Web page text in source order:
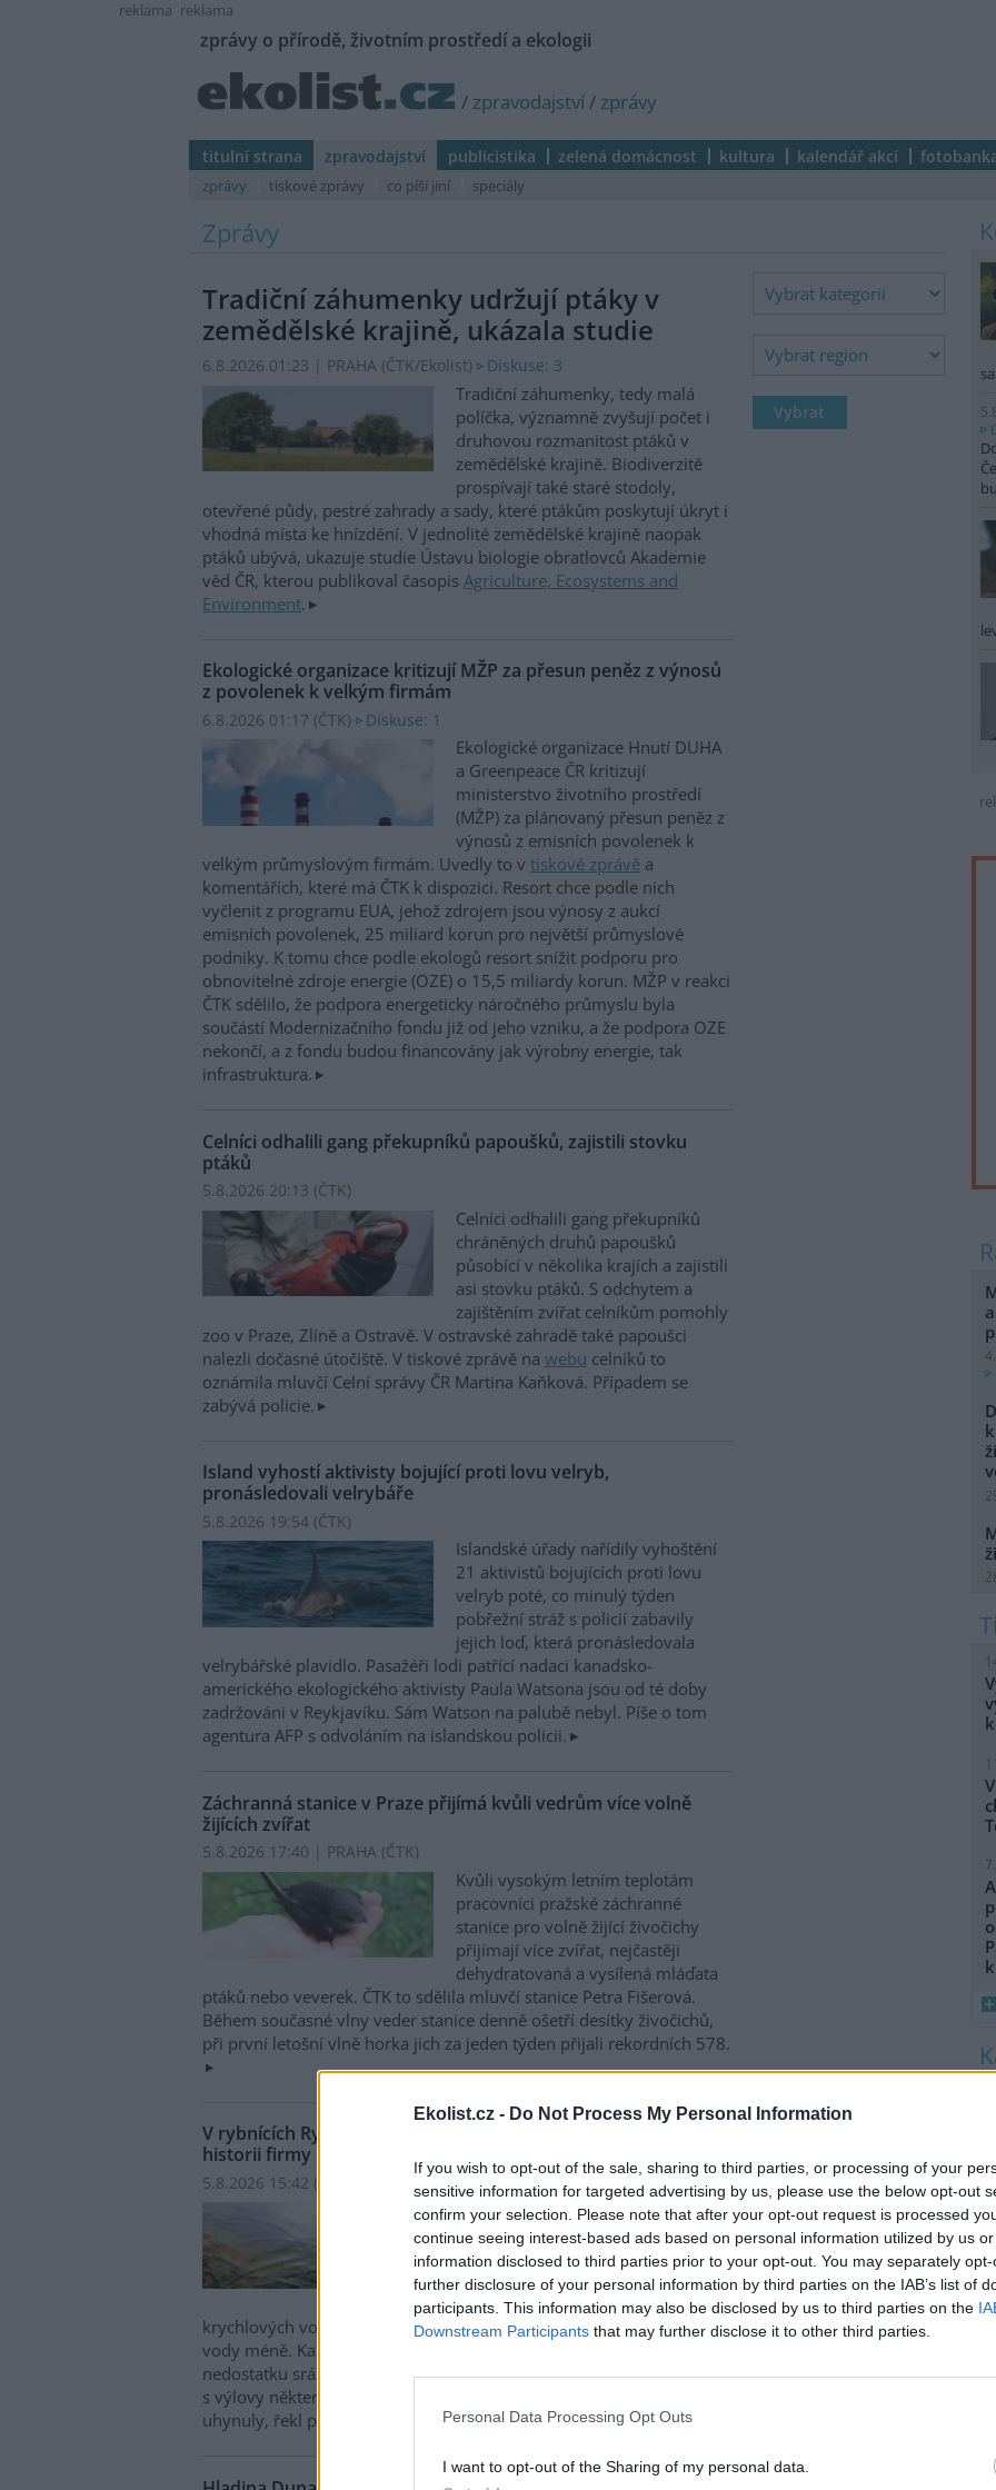
Ekolist.cz - Do Not Process My Personal Information
If you wish to opt-out of the sale, sharing to third parties, or processing of your
sensitive information for targeted advertising by us, please use the below opt-out
confirm your selection. Please note that after your opt-out request is processed
continue seeing interest-based ads based on personal information utilized by us
information disclosed to third parties prior to your opt-out. You may separately
further disclosure of your personal information by third parties on the IAB’s list of
participants. This information may also be disclosed by us to third parties on the
Downstream Participants that may further disclose it to other third parties.
Personal Data Processing Opt Outs
I want to opt-out of the Sharing of my personal data.
reklama reklama
zprávy o přírodě, životním prostředí a ekologii
/ zpravodajství/ zprávy
titulní strana zpravodajství publicistika zelená domácnost kultura kalendář akcí
zprávy tiskové zprávy co píší jiní speciály
Zprávy
Tradiční záhumenky udržují ptáky v
zemědělské krajině, ukázala studie
6.8.2026 01:23 | PRAHA (ČTK/Ekolist) Diskuse: 3
Tradiční záhumenky, tedy malá
políčka, významně zvyšují počet i
druhovou rozmanitost ptáků v
zemědělské krajině. Biodiverzitě
prospívají také staré stodoly,
otevřené půdy, pestré zahrady a sady, které ptákům poskytují úkryt i
vhodná místa ke hnízdění. V jednolité zemědělské krajině naopak
ptáků ubývá, ukazuje studie Ústavu biologie obratlovců Akademie
věd ČR, kterou publikoval časopis Agriculture, Ecosystems and
Environment.
Ekologické organizace kritizují MŽP za přesun peněz z výnosů
z povolenek k velkým firmám
6.8.2026 01:17 (ČTK) Diskuse: 1
Ekologické organizace Hnutí DUHA
a Greenpeace ČR kritizují
ministerstvo životního prostředí
(MŽP) za plánovaný přesun peněz z
výnosů z emisních povolenek k
velkým průmyslovým firmám. Uvedly to v tiskové zprávě a
komentářích, které má ČTK k dispozici. Resort chce podle nich
vyčlenit z programu EUA, jehož zdrojem jsou výnosy z aukcí
emisních povolenek, 25 miliard korun pro největší průmyslové
podniky. K tomu chce podle ekologů resort snížit podporu pro
obnovitelné zdroje energie (OZE) o 15,5 miliardy korun. MŽP v reakci
ČTK sdělilo, že podpora energeticky náročného průmyslu byla
součástí Modernizačního fondu již od jeho vzniku, a že podpora OZE
nekončí, a z fondu budou financovány jak výrobny energie, tak
infrastruktura.
Celníci odhalili gang překupníků papoušků, zajistili stovku
ptáků
5.8.2026 20:13 (ČTK)
Celníci odhalili gang překupníků
chráněných druhů papoušků
působící v několika krajích a zajistili
asi stovku ptáků. S odchytem a
zajištěním zvířat celníkům pomohly
zoo v Praze, Zlíně a Ostravě. V ostravské zahradě také papoušci
nalezli dočasné útočiště. V tiskové zprávě na webu celníků to
oznámila mluvčí Celní správy ČR Martina Kaňková. Případem se
zabývá policie.
Island vyhostí aktivisty bojující proti lovu velryb,
pronásledovali velrybáře
5.8.2026 19:54 (ČTK)
Islandské úřady nařídily vyhoštění
21 aktivistů bojujících proti lovu
velryb poté, co minulý týden
pobřežní stráž s policií zabavily
jejich loď, která pronásledovala
velrybářské plavidlo. Pasažéři lodi patřící nadaci kanadsko-
amerického ekologického aktivisty Paula Watsona jsou od té doby
zadržováni v Reykjavíku. Sám Watson na palubě nebyl. Píše o tom
agentura AFP s odvoláním na islandskou policii.
Záchranná stanice v Praze přijímá kvůli vedrům více volně
žijících zvířat
5.8.2026 17:40 | PRAHA (ČTK)
Kvůli vysokým letním teplotám
pracovníci pražské záchranné
stanice pro volně žijící živočichy
přijímají více zvířat, nejčastěji
dehydratovaná a vysílená mláďata
ptáků nebo veverek. ČTK to sdělila mluvčí stanice Petra Fišerová.
Během současné vlny veder stanice denně ošetří desítky živočichů,
při první letošní vlně horka jich za jeden týden přijali rekordních 578.
V rybnících Rybářství Třeboň vyschla třetina vody, nejvíce v
historii firmy
5.8.2026 15:42 (
V rybnících Rybářství Třeboň, které
hospodaří na 8000 hektarech vodní
plochy, chybí více než třetina vody.
Oproti běžnému zdržovaném
objemu 75 milionů metrů
krychlových vody je v rybnících o 28 milionů metrů krychlových
vody méně. Každý týden se kvůli extrémně vysokým teplotám a
nedostatku srážek odpaří další 2,5 procenta. Kvůli suchu začali rybáři
s výlovy některých rybníků předčasně, protože by jinak ryby
uhynuly, řekl provozní ředitel Rybářství Třeboň Vladimír Kukačka.